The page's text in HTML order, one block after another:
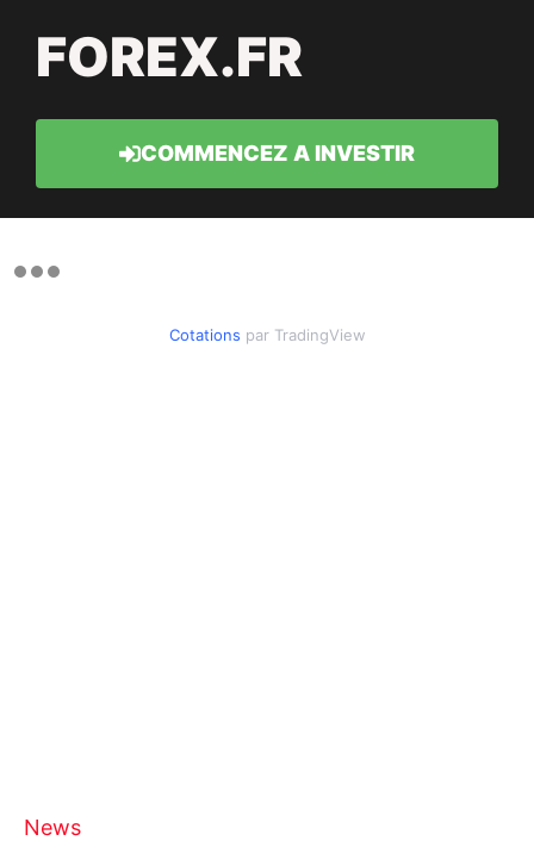
FOREX.FR
COMMENCEZ A INVESTIR
Cotations par TradingView
News